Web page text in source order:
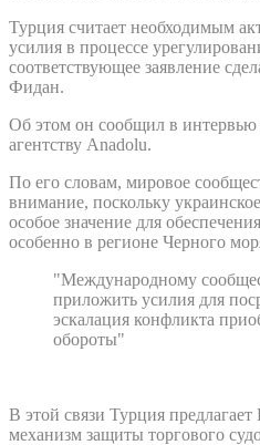
Турция считает необходимым
усилия в процессе
соответствующее заявление
Фидан.
Об этом он сообщил в
агентству Anadolu.
По его словам, мировое
внимание, поскольку
особое значение для
особенно в регионе Черного
"Международному
приложить усилия для
эскалация конфликта
обороты"
В этой связи Турция
механизм защиты торгового